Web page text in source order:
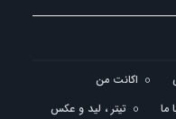
اکانت من
ما تیتر ، لید و عکس